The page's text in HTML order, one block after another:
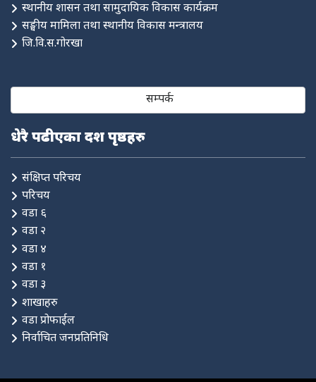
स्थानीय शासन तथा सामुदायिक विकास कार्यक्रम
सङ्घीय मामिला तथा स्थानीय विकास मन्त्रालय
जि.वि.स.गोरखा
सम्पर्क
धेरै पढीएका दश पृष्ठहरु
संक्षिप्त परिचय
परिचय
वडा ६
वडा २
वडा ४
वडा १
वडा ३
शाखाहरु
वडा प्रोफाईल
निर्वाचित जनप्रतिनिधि